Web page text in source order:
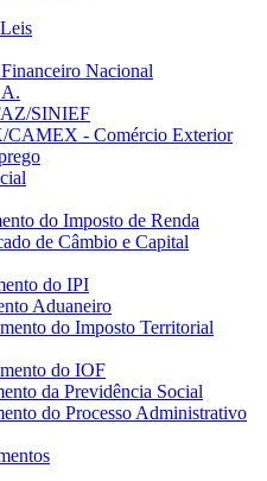
Nacional
SINIEF
- Comércio Exterior
do Imposto de Renda
de Câmbio e Capital
do IPI
Aduaneiro
do Imposto Territorial
do IOF
da Previdência Social
do Processo Administrativo